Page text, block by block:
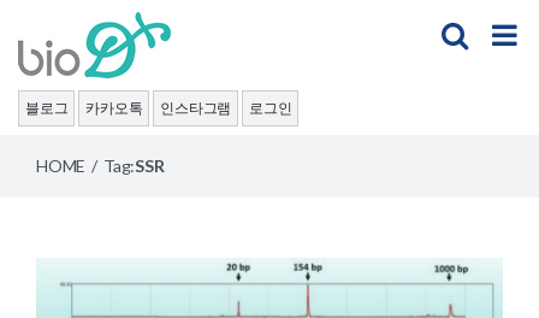
content
블로그 카카오톡 인스타그램 로그인
HOME / Tag:SSR